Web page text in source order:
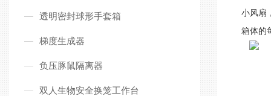
透明密封球形手套箱
梯度生成器
负压豚鼠隔离器
双人生物安全换笼工作台
小风扇
箱体的